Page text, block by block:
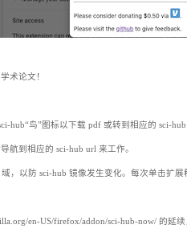
术论文！
hub“鸟”图标以下载 pdf 或转到相应的 sci-
航到相应的 sci-hub url 来工作。
域，以防 sci-hub 镜像发生变化。每次单击扩
en-US/firefox/addon/sci-hub-now/ 的延